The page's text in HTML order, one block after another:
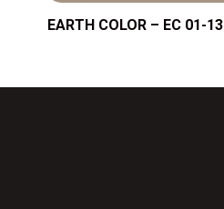
EARTH COLOR – EC 01-13